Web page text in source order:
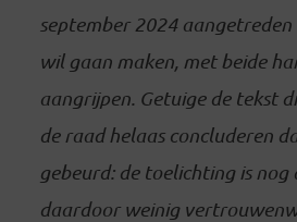
september 2024
wil gaan maken, met beide
aangrijpen. Getuige de tekst
de raad helaas concluderen
gebeurd: de toelichting is
daardoor weinig